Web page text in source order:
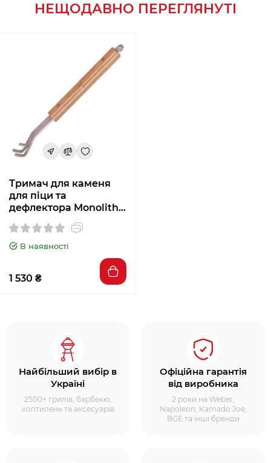
НЕЩОДАВНО ПЕРЕГЛЯНУТІ
Тримач для каменя
для піци та
дефлектора Monolith
В наявності
1 530 ₴
Найбільший вибір в
Україні
2500+ грилів, барбекю,
коптилень та аксесуарів
Офіційна гарантія
від виробника
2 роки на Weber,
Napoleon, Kamado Joe,
BGE та інші бренди